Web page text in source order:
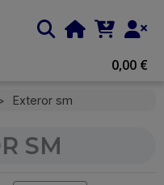
0,00 €
Exteror sm
SM